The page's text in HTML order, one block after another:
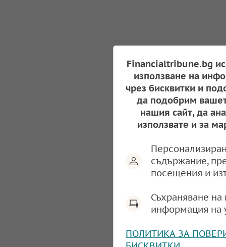
Financialtribune.bg
използване на
чрез бисквитки и
да подобрим
нашия сайт, да
използвате и за
съдържание,
посещения и
Съхраняване
информация на
ПОЛИТИКА ЗА